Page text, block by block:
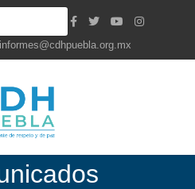
informes@cdhpuebla.org.mx